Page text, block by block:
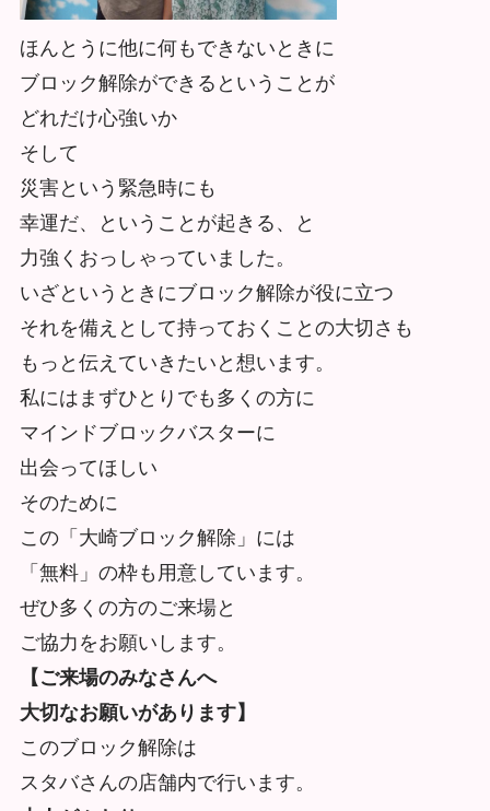
ほんとうに他に何もできないときに
ブロック解除ができるということが
どれだけ心強いか
そして
災害という緊急時にも
幸運だ、ということが起きる、と
力強くおっしゃっていました。
いざというときにブロック解除が役に立つ
それを備えとして持っておくことの大切さも
もっと伝えていきたいと想います。
私にはまずひとりでも多くの方に
マインドブロックバスターに
出会ってほしい
そのために
この「大崎ブロック解除」には
「無料」の枠も用意しています。
ぜひ多くの方のご来場と
ご協力をお願いします。
【ご来場のみなさんへ
大切なお願いがあります】
このブロック解除は
スタバさんの店舗内で行います。